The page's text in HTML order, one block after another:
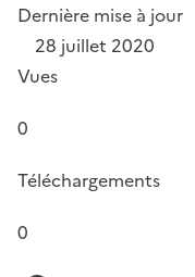
Dernière mise à jour
28 juillet 2020
Vues
0
Téléchargements
0